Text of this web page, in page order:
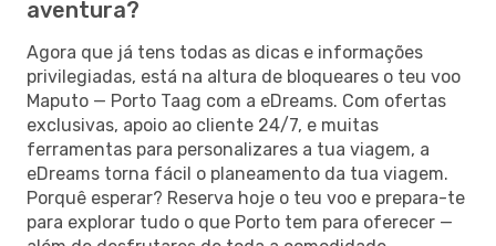
aventura?
Agora que já tens todas as dicas e informações
privilegiadas, está na altura de bloqueares o teu voo
Maputo — Porto Taag com a eDreams. Com ofertas
exclusivas, apoio ao cliente 24/7, e muitas
ferramentas para personalizares a tua viagem, a
eDreams torna fácil o planeamento da tua viagem.
Porquê esperar? Reserva hoje o teu voo e prepara-te
para explorar tudo o que Porto tem para oferecer —